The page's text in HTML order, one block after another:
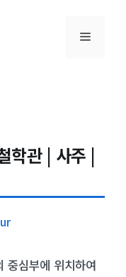
메뉴
학관 | 사주 |
중심부에 위치하여